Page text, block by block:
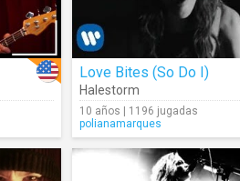
Love Bites (So Do I)
Halestorm
10 años | 1196 jugadas
polianamarques